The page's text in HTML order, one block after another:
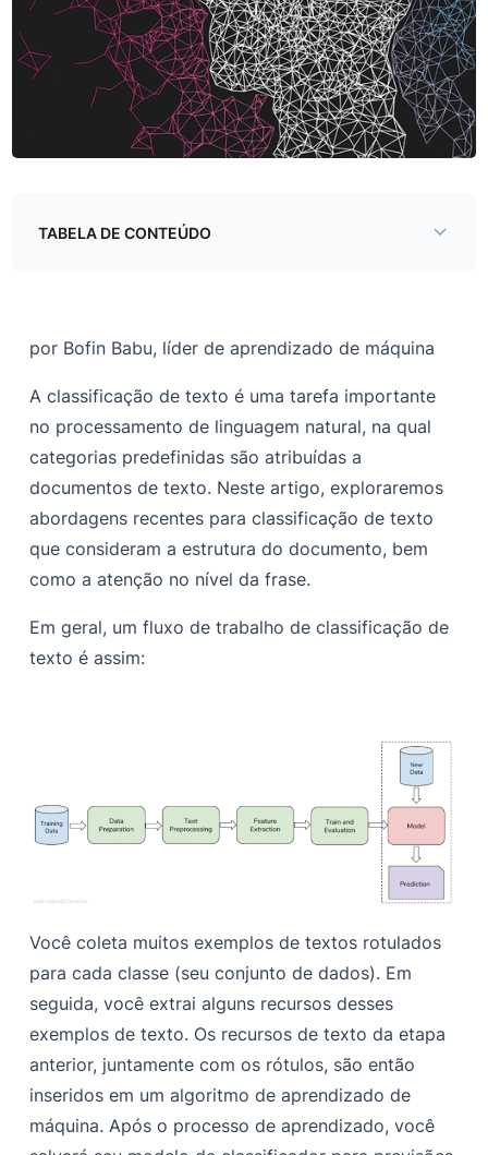
TABELA DE CONTEÚDO
por Bofin Babu, líder de aprendizado de máquina
A classificação de texto é uma tarefa importante
no processamento de linguagem natural, na qual
categorias predefinidas são atribuídas a
documentos de texto. Neste artigo, exploraremos
abordagens recentes para classificação de texto
que consideram a estrutura do documento, bem
como a atenção no nível da frase.
Em geral, um fluxo de trabalho de classificação de
texto é assim:
Você coleta muitos exemplos de textos rotulados
para cada classe (seu conjunto de dados). Em
seguida, você extrai alguns recursos desses
exemplos de texto. Os recursos de texto da etapa
anterior, juntamente com os rótulos, são então
inseridos em um algoritmo de aprendizado de
máquina. Após o processo de aprendizado, você